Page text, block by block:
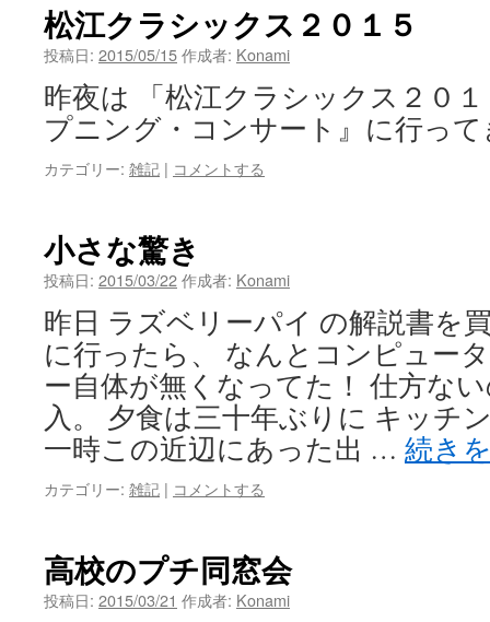
松江クラシックス２０１５
投稿日: 2015/05/15作成者: Konami
昨夜は 「松江クラシックス２０
プニング・コンサート』に行っ
カテゴリー: 雑記 | コメントする
小さな驚き
投稿日: 2015/03/22作成者: Konami
昨日 ラズベリーパイ の解説書を
に行ったら、 なんとコンピュー
ー自体が無くなってた！ 仕方な
入。 夕食は三十年ぶりに キッチ
一時この近辺にあった出 … 続き
カテゴリー: 雑記 | コメントする
高校のプチ同窓会
投稿日: 2015/03/21 作成者: Konami